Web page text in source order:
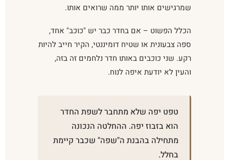
שמרגישים אותו יותר ממה שרואים אותו.
הכלל הפשוט – אם בחדר כבר יש "כוכב" אחד,
ספה צבעונית או שטיח דומיננטי, הקיר חייב להיות
רקע. שני כוכבים באותו חדר נלחמים זה בזה,
והעין לא יודעת איפה לנוח.
טפט יפה שלא מתחבר לשפת החדר
הוא בזבוז יפה. ההחלטה הנכונה
מתחילה בהבנת ה"שפה" שכבר קיימת
בחלל.